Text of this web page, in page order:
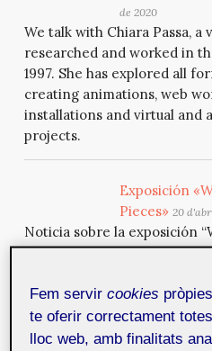
de 2020
We talk with Chiara Passa, a
researched and worked in
1997. She has explored all
creating animations, web
installations and virtual and
projects.
Exposición
Pieces» 20
Noticia sobre la exposición
Pieces”, organizada por el
prestigiosos artistas
arte digital más importantes
Fem servircookies
te oferir correctament
lloc web, amb finalitats